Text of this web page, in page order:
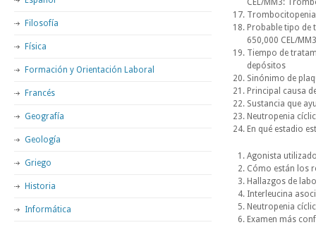
CEL/MM3:
Trombocitopenia
Probable tipo de
650,000 CEL/
Tiempo de
depósitos
Sinónimo de
Principal causa
Sustancia que
Neutropenia
En qué estadio
Agonista
Cómo están los
Hallazgos de
Interleucina
Neutropenia
Examen más
Filosofía
Física
Formación y Orientación Laboral
Francés
Geografía
Geología
Griego
Historia
Informática